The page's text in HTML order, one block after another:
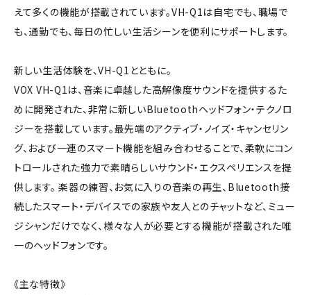
えて多くの機能が搭載されています。VH-Q1は自宅でも、職場で
も、通勤でも、毎日の忙しい生活シーンを便利にサポートします。
新しい生活体験を、VH-Q1とともに。
VOX VH-Q1は、音楽に卓越した高解像度サウンドを提供するた
めに開発された、非常に新しいBluetoothヘッドフォン・テクノロ
ジーを搭載しています。最先端のアクティブ・ノイズ・キャンセリン
グ、および一連のスマート機能を組み合わせることで、柔軟にコン
トロールされた強力で素晴らしいサウンド・エクスペリエンスを提
供します。 楽器の練習、お気に入りの音楽の再生、Bluetooth接
続したスマート・デバイスでの家族や友人とのチャットなど、ミュー
ジシャンだけでなく、様々な人が必要とする機能が搭載された唯
一のヘッドフォンです。
《主な特徴》